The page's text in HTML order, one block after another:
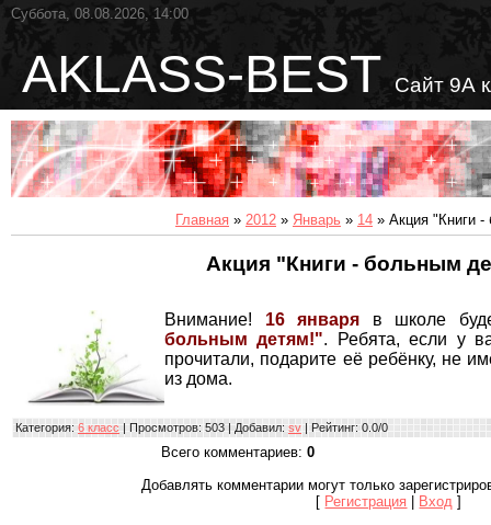
Суббота, 08.08.2026, 14:00
AKLASS-BEST Сайт 9А
Главная » 2012 » Январь » 14 » Акция "Книги
Акция "Книги - больным
Внимание! 16 января в школе
больным детям!". Ребята, если у
прочитали, подарите её ребёнку, не
из дома.
Категория: 6 класс | Просмотров: 503 | Добавил: sv | Рейтинг: 0.0/0
Всего комментариев: 0
Добавлять комментарии могут только
[ Регистрация Вход ]